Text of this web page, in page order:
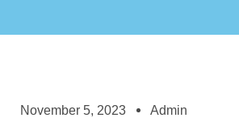
November 5, 2023 Admin